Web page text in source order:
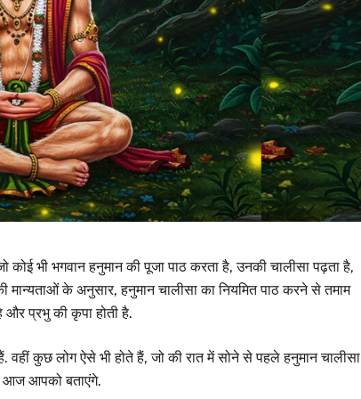
भी भगवान हनुमान की पूजा पाठ करता है, उनकी चालीसा पढ़ता है,
के अनुसार, हनुमान चालीसा का नियमित पाठ करने से तमाम
प्रभु की कृपा होती है.
कुछ लोग ऐसे भी होते हैं, जो की रात में सोने से पहले हनुमान चालीसा
आज आपको बताएंगे.